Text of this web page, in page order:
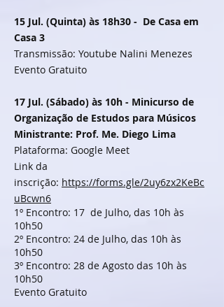
15 Jul. (Quinta) às 18h30 - De Casa em
Casa 3
Transmissão: Youtube Nalini Menezes
Evento Gratuito
17 Jul. (Sábado) às 10h - Minicurso de
Organização de Estudos para Músicos
Ministrante: Prof. Me. Diego Lima
Plataforma: Google Meet
Link da
inscrição: https://forms.gle/2uy6zx2KeBc
uBcwn6
1º Encontro: 17 de Julho, das 10h às
10h50
2º Encontro: 24 de Julho, das 10h às
10h50
3º Encontro: 28 de Agosto das 10h às
10h50
Evento Gratuito